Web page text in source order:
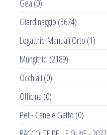
Gea (0)
Giardinaggio (3674)
Legattrici Manuali Orto (1)
Mungitrici (2189)
Occhiali (0)
Officina (0)
Pet - Cane e Gatto (0)